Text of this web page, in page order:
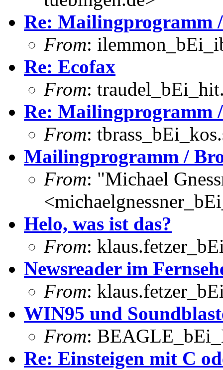
Re: Mailingprogramm
From:
Re: Ecofax
From:
Re: Mailingprogramm
From:
Mailingprogramm /
From: "Michael
Helo, was ist das?
From:
Newsreader im
From:
WIN95 und
From:
Re: Einsteigen mit C